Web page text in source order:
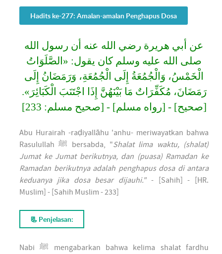
Hadits ke-277: Amalan-amalan Penghapus Dosa
عن أبي هريرة رضي الله عنه أن رسول الله
صلى الله عليه وسلم كان يقول: «الصَّلَوَاتُ
الْخَمْسُ، وَالْجُمُعَةُ إِلَى الْجُمُعَةِ، وَرَمَضَانُ إِلَى
رَمَضَانَ، مُكَفِّرَاتٌ مَا بَيْنَهُنَّ إِذَا اجْتَنَبَ الْكَبَائِرَ».
[صحيح] - [رواه مسلم] - [صحيح مسلم: 233]
Abu Hurairah -raḍiyallāhu 'anhu- meriwayatkan bahwa
Rasulullah ﷺ bersabda, "Shalat lima waktu, (shalat)
Jumat ke Jumat berikutnya, dan (puasa) Ramadan ke
Ramadan berikutnya adalah penghapus dosa di antara
keduanya jika dosa besar dijauhi." - [Sahih] - [HR.
Muslim] - [Sahih Muslim - 233]
📃 Penjelasan:
Nabi ﷺ mengabarkan bahwa kelima shalat fardhu